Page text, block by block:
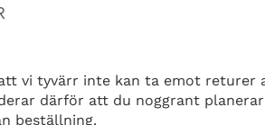
vi tyvärr inte kan ta emot returer
därför att du noggrant
beställning.